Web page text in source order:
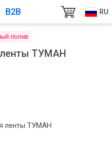
B2B RU
полив
ленты ТУМАН